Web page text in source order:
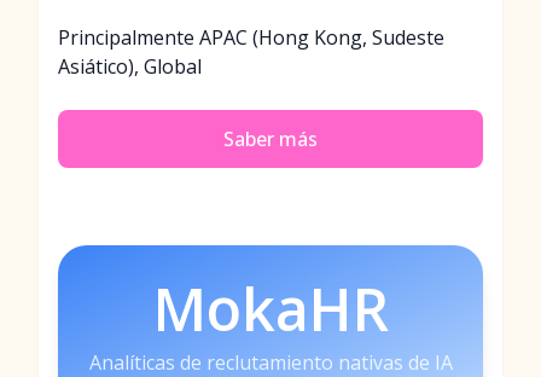
Principalmente APAC (Hong Kong, Sudeste
Asiático), Global
Saber más
MokaHR
Analíticas de reclutamiento nativas de IA